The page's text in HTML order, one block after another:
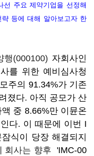
선 주요 제약기업을 선정해
등에 대해 알아보고자 한
행(000100) 자회사인
를 위한 예비심사청
주의 91.34%가 기존
졌다. 아직 공모가 산
중 8.66%만 이뮨온
다. 이 때문에 이번 I
잠식이 당장 해결되지
회사는 향후
'IMC-00